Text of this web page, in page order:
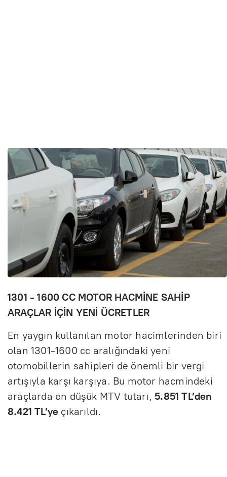
1301 - 1600 CC MOTOR HACMİNE SAHİP
ARAÇLAR İÇİN YENİ ÜCRETLER
En yaygın kullanılan motor hacimlerinden biri
olan 1301-1600 cc aralığındaki yeni
otomobillerin sahipleri de önemli bir vergi
artışıyla karşı karşıya. Bu motor hacmindeki
araçlarda en düşük MTV tutarı,5.851 TL’den
8.421 TL’ye çıkarıldı.